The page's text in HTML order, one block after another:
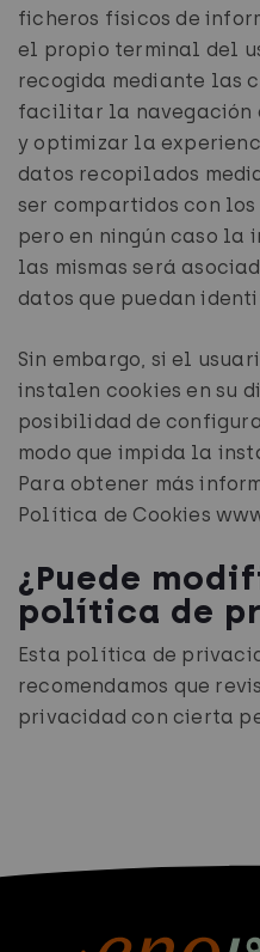
ficheros físicos de
el propio terminal del
recogida mediante las
facilitar la navegación
y optimizar la
datos recopilados
ser compartidos con
pero en ningún caso la
las mismas será
datos que puedan
Sin embargo, si el
instalen cookies en su
posibilidad de
modo que impida la
Para obtener más
Política de Cookies
¿Puede
política de
Esta política de
recomendamos que
privacidad con cierta